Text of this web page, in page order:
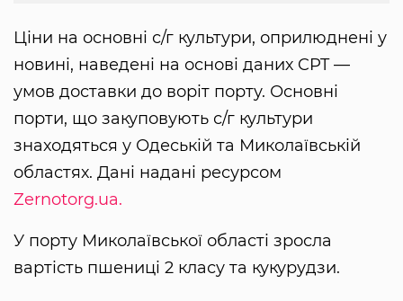
Ціни на основні с/г культури, оприлюднені у
новині, наведені на основі даних CPT —
умов доставки до воріт порту. Основні
порти, що закуповують с/г культури
знаходяться у Одеській та Миколаївській
областях. Дані надані ресурсом
Zernotorg.ua.
У порту Миколаївської області зросла
вартість пшениці 2 класу та кукурудзи.